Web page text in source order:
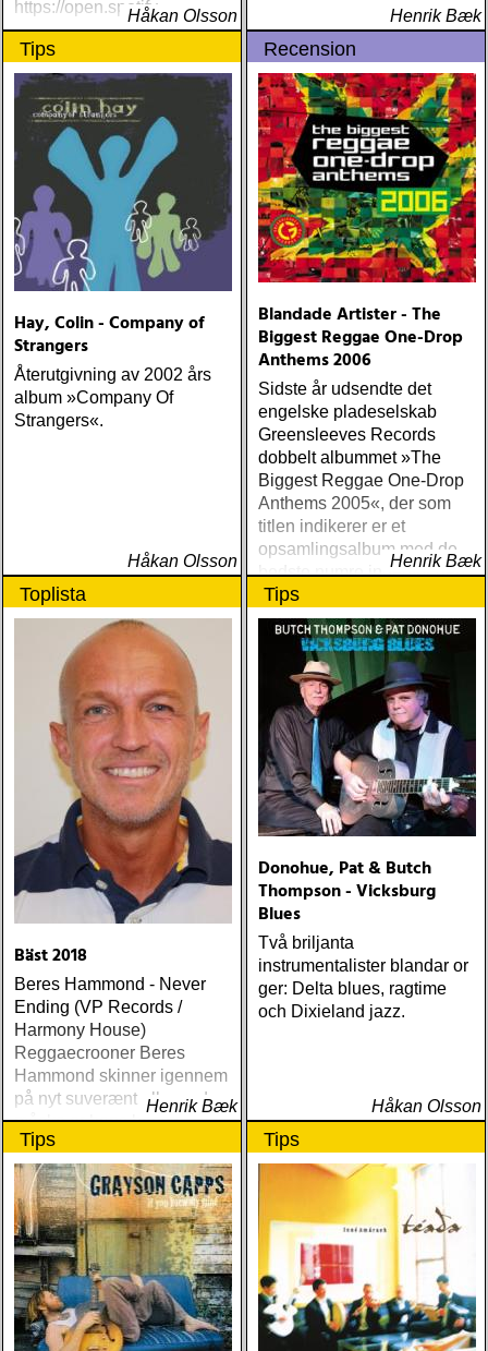
https://open.spotifyHåkan Olsson Henrik Bæk
Tips
Hay, Colin - Company of
Strangers
Återutgivning av 2002 års
album »Company Of
Strangers«.
Håkan Olsson
Recension
Blandade Artister - The
Biggest Reggae One-Drop
Anthems 2006
Sidste år udsendte det
engelske pladeselskab
Greensleeves Records
dobbelt albummet »The
Biggest Reggae One-Drop
Anthems 2005«, der som
titlen indikerer er et
opsamlingsalbum med de
bedste numre indenfor den
populære reggaestil kaldet
one-drop
Henrik Bæk
Toplista
Bäst 2018
Beres Hammond - Never
Ending (VP Records /
Harmony House)
Reggaecrooner Beres
Hammond skinner igennem
på nyt suverænt album, der
måske er hans bedste
gennem tiderne
Henrik Bæk
Tips
Donohue, Pat & Butch
Thompson - Vicksburg
Blues
Två briljanta
instrumentalister blandar or
ger: Delta blues, ragtime
och Dixieland jazz.
Håkan Olsson
Tips Tips